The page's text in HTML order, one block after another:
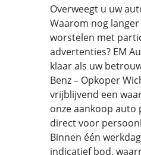
Overweegt u uw
Waarom nog
worstelen met
advertenties? EM
klaar als uw
Benz – Opkoper
vrijblijvend een
onze aankoop auto
direct voor
Binnen één
indicatief bod,